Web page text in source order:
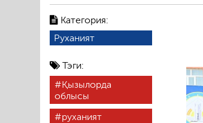
Категория:
Руханият
Тэги:
Қызылорда
облысы
руханият